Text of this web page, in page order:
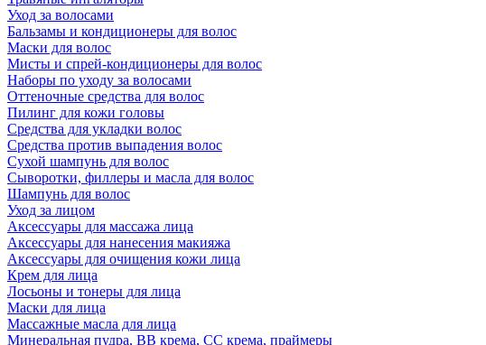
Уход за волосами
Бальзамы и кондиционеры для волос
Маски для волос
Мисты и спрей-кондиционеры для волос
Наборы по уходу за волосами
Оттеночные средства для волос
Пилинг для кожи головы
Средства для укладки волос
Средства против выпадения волос
Сухой шампунь для волос
Сыворотки, филлеры и масла для волос
Шампунь для волос
Уход за лицом
Аксессуары для массажа лица
Аксессуары для нанесения макияжа
Аксессуары для очищения кожи лица
Крем для лица
Лосьоны и тонеры для лица
Маски для лица
Массажные масла для лица
Минеральная пудра, BB крема, СС крема, праймеры